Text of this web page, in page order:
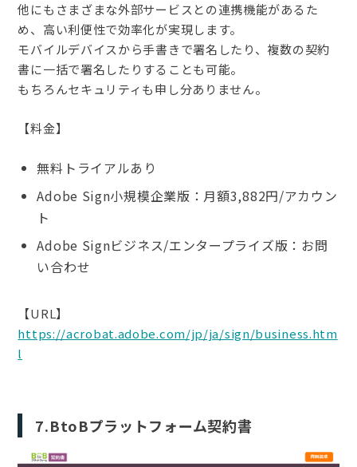
他にもさまざまな外部サービスとの連携機能があるた
め、高い利便性で効率化が実現します。
モバイルデバイスから手書きで署名したり、複数の契約
書に一括で署名したりすることも可能。
もちろんセキュリティも申し分ありません。
【料金】
無料トライアルあり
Adobe Sign小規模企業版：月額3,882円/アカウン
ト
Adobe Signビジネス/エンタープライズ版：お問
い合わせ
【URL】
https://acrobat.adobe.com/jp/ja/sign/business.htm
l
7.BtoBプラットフォーム契約書